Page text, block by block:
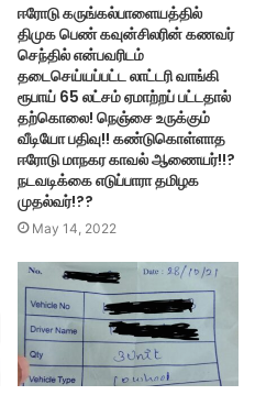
ஈரோடு கருங்கல்பாளையத்தில்
திமுக பெண் கவுன்சிலரின் கணவர்
செந்தில் என்பவரிடம்
தடைசெய்யப்பட்ட லாட்டரி வாங்கி
ரூபாய் 65 லட்சம் ஏமாற்றப் பட்டதால்
தற்கொலை! நெஞ்சை உருக்கும்
வீடியோ பதிவு!! கண்டுகொள்ளாத
ஈரோடு மாநகர காவல் ஆணையர்!!?
நடவடிக்கை எடுப்பாரா தமிழக
முதல்வர்!??
May 14, 2022